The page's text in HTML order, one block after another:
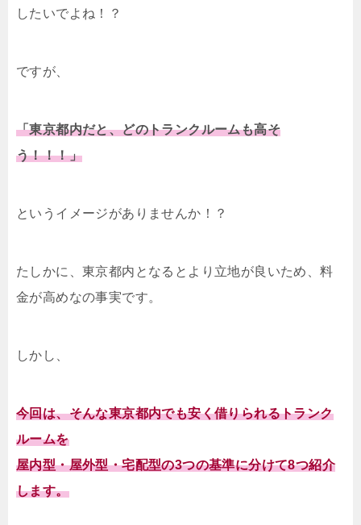
したいでよね！？
ですが、
「東京都内だと、どのトランクルームも高そ
う！！！」
というイメージがありませんか！？
たしかに、東京都内となるとより立地が良いため、料
金が高めなの事実です。
しかし、
今回は、そんな東京都内でも安く借りられるトランク
ルームを
屋内型・屋外型・宅配型の3つの基準に分けて8つ紹介
します。